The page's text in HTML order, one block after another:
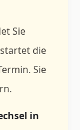
Sie
die
Sie
in